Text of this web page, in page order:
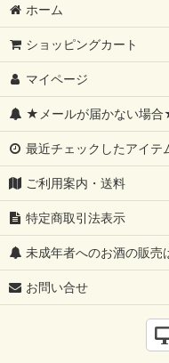
ホーム
ショッピングカート
マイページ
★メールが届かない場
最近チェックしたアイテ
ご利用案内・送料
特定商取引法表示
未成年者へのお酒の販売
お問い合せ